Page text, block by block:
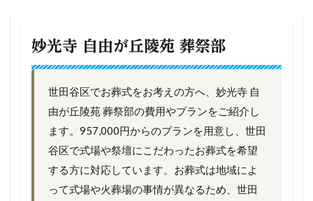
妙光寺 自由が丘陵苑 葬祭部
世田谷区でお葬式をお考えの方へ、妙光寺 自
由が丘陵苑 葬祭部の費用やプランをご紹介し
ます。957,000円からのプランを用意し、世田
谷区で式場や祭壇にこだわったお葬式を希望
する方に対応しています。お葬式は地域によ
って式場や火葬場の事情が異なるため、世田